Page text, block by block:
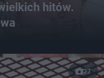
hitów.
27